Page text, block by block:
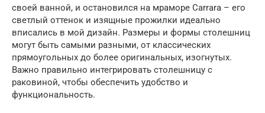
своей ванной, и остановился на мраморе Carrara – его
светлый оттенок и изящные прожилки идеально
вписались в мой дизайн. Размеры и формы столешниц
могут быть самыми разными, от классических
прямоугольных до более оригинальных, изогнутых.
Важно правильно интегрировать столешницу с
раковиной, чтобы обеспечить удобство и
функциональность.